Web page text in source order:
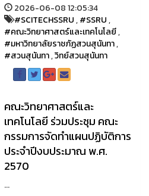
2026-06-08 12:05:34
#SCITECHSSRU,#SSRU,
#คณะวิทยาศาสตร์และเทคโนโลยี,
#มหาวิทยาลัยราชภัฏสวนสุนันทา,
#สวนสุนันทา,วิทย์สวนสุนันทา
คณะวิทยาศาสตร์และ
เทคโนโลยี ร่วมประชุม คณะ
กรรมการจัดทำแผนปฏิบัติการ
ประจำปีงบประมาณ พ.ศ.
2570
...